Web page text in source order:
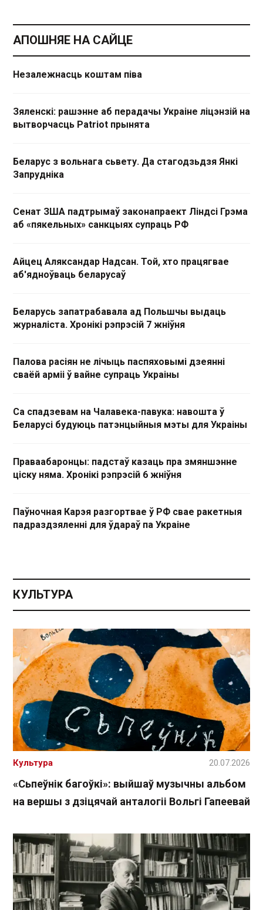
АПОШНЯЕ НА САЙЦЕ
Незалежнасць коштам піва
Зяленскі: рашэнне аб перадачы Украіне ліцэнзій на
вытворчасць Patriot прынята
Беларус з вольнага сьвету. Да стагодзьдзя Янкі
Запрудніка
Сенат ЗША падтрымаў законапраект Ліндсі Грэма
аб «пякельных» санкцыях супраць РФ
Айцец Аляксандар Надсан. Той, хто працягвае
аб'ядноўваць беларусаў
Беларусь запатрабавала ад Польшчы выдаць
журналіста. Хронікі рэпрэсій 7 жніўня
Палова расіян не лічыць паспяховымі дзеянні
сваёй арміі ў вайне супраць Украіны
Са спадзевам на Чалавека-павука: навошта ў
Беларусі будуюць патэнцыйныя мэты для Украіны
Праваабаронцы: падстаў казаць пра змяншэнне
ціску няма. Хронікі рэпрэсій 6 жніўня
Паўночная Карэя разгортвае ў РФ свае ракетныя
падраздзяленні для ўдараў па Украіне
КУЛЬТУРА
«Сьпеўнік багоўкі»: выйшаў музычны альбом
на вершы з дзіцячай анталогіі Вольгі Гапеевай
Культура 20.07.2026